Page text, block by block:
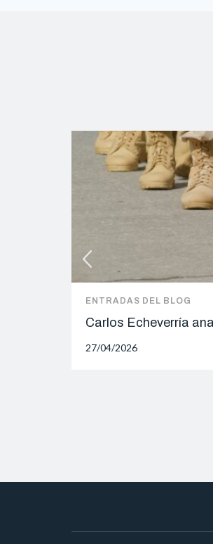
ENTRADAS DEL BLOG
Carlos Echeverría
27/04/2026